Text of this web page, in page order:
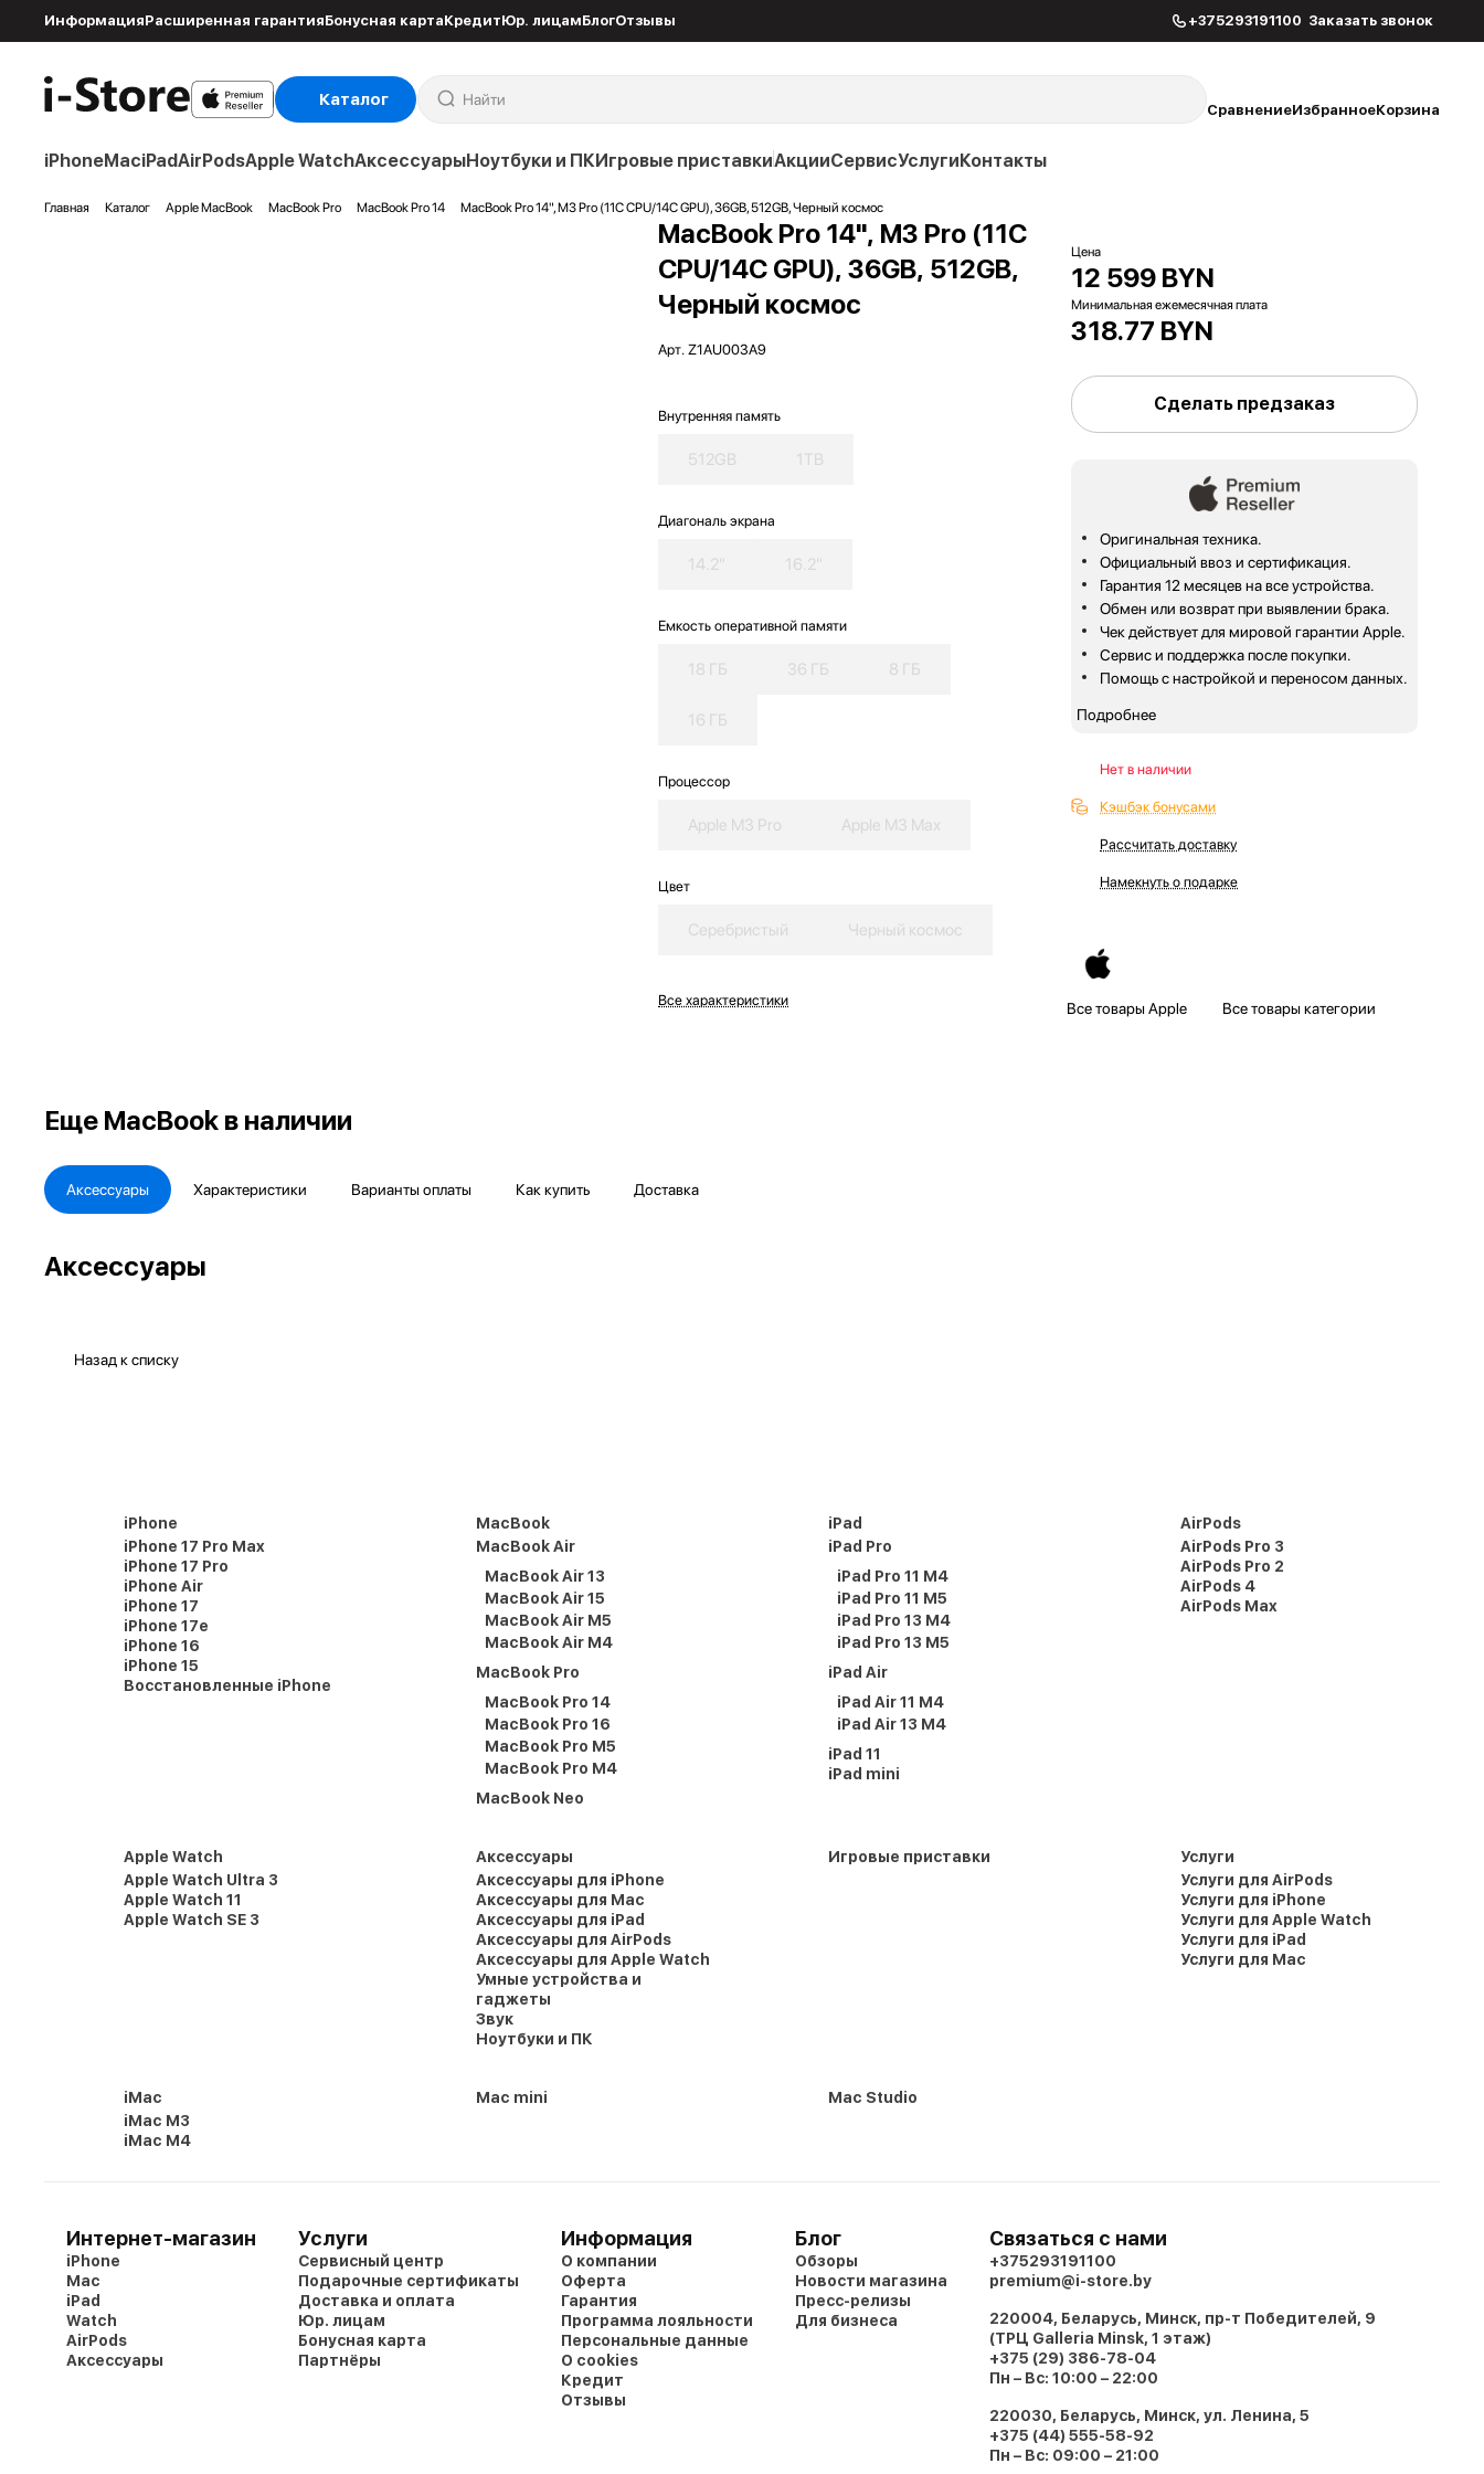
ИнформацияРасширенная гарантияБонусная картаКредитЮр. лицамБлогОтзывы +375293191100 Заказать звонок
Каталог
СравнениеИзбранноеКорзина
iPhoneMaciPadAirPodsApple WatchАксессуарыНоутбуки и ПКИгровые приставкиАкцииСервисУслугиКонтакты
Главная Каталог Apple MacBook MacBook Pro MacBook Pro 14 MacBook Pro 14", M3 Pro (11C CPU/14C GPU), 36GB, 512GB, Черный космос
MacBook Pro 14", M3 Pro (11C
CPU/14C GPU), 36GB, 512GB,
Черный космос
Арт.Z1AU003A9
Внутренняя память
512GB 1TB
Диагональ экрана
14.2" 16.2"
Емкость оперативной памяти
18 ГБ 36 ГБ 8 ГБ
16 ГБ
Процессор
Apple M3 Pro Apple M3 Max
Цвет
Серебристый Черный космос
Все характеристики
Цена
12 599 BYN
Минимальная ежемесячная плата
318.77 BYN
Сделать предзаказ
Оригинальная техника.
Официальный ввоз и сертификация.
Гарантия 12 месяцев на все устройства.
Обмен или возврат при выявлении брака.
Чек действует для мировой гарантии Apple.
Сервис и поддержка после покупки.
Помощь с настройкой и переносом данных.
Подробнее
Нет в наличии
Кэшбэк бонусами
Рассчитать доставку
Намекнуть о подарке
Все товары Apple Все товары категории
Еще MacBook в наличии
Аксессуары Характеристики Варианты оплаты Как купить Доставка
Аксессуары
Назад к списку
iPhone
iPhone 17 Pro Max
iPhone 17 Pro
iPhone Air
iPhone 17
iPhone 17e
iPhone 16
iPhone 15
Восстановленные iPhone
MacBook
MacBook Air
MacBook Air 13
MacBook Air 15
MacBook Air M5
MacBook Air M4
MacBook Pro
MacBook Pro 14
MacBook Pro 16
MacBook Pro M5
MacBook Pro M4
MacBook Neo
iPad
iPad Pro
iPad Pro 11 M4
iPad Pro 11 M5
iPad Pro 13 M4
iPad Pro 13 M5
iPad Air
iPad Air 11 M4
iPad Air 13 M4
iPad 11
iPad mini
AirPods
AirPods Pro 3
AirPods Pro 2
AirPods 4
AirPods Max
Apple Watch
Apple Watch Ultra 3
Apple Watch 11
Apple Watch SE 3
Аксессуары
Аксессуары для iPhone
Аксессуары для Mac
Аксессуары для iPad
Аксессуары для AirPods
Аксессуары для Apple Watch
Умные устройства и
гаджеты
Звук
Ноутбуки и ПК
Игровые приставки
Услуги
Услуги для AirPods
Услуги для iPhone
Услуги для Apple Watch
Услуги для iPad
Услуги для Mac
iMac
iMac M3
iMac M4
Mac mini Mac Studio
Интернет-магазин
iPhone
Mac
iPad
Watch
AirPods
Аксессуары
Услуги
Сервисный центр
Подарочные сертификаты
Доставка и оплата
Юр. лицам
Бонусная карта
Партнёры
Информация
О компании
Оферта
Гарантия
Программа лояльности
Персональные данные
О cookies
Кредит
Отзывы
Блог
Обзоры
Новости магазина
Пресс-релизы
Для бизнеса
Связаться с нами
+375293191100
premium@i-store.by
220004, Беларусь, Минск, пр-т Победителей, 9
(ТРЦ Galleria Minsk, 1 этаж)
+375 (29) 386-78-04
Пн – Вс: 10:00 – 22:00
220030, Беларусь, Минск, ул. Ленина, 5
+375 (44) 555-58-92
Пн – Вс: 09:00 – 21:00